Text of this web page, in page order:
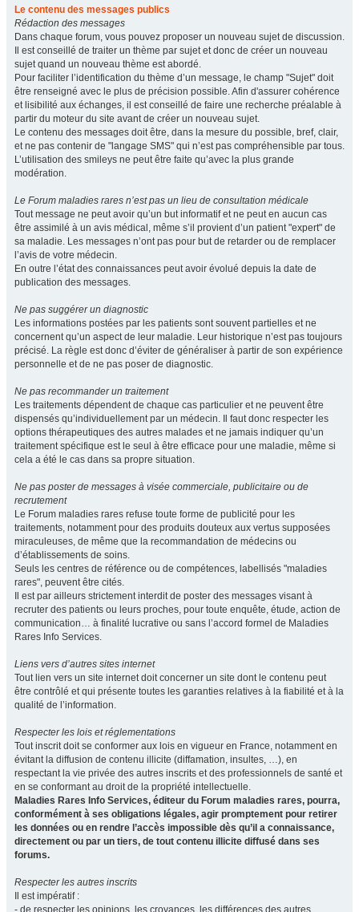
Le contenu des messages publics
Rédaction des messages
Dans chaque forum, vous pouvez proposer un nouveau sujet de discussion.
Il est conseillé de traiter un thème par sujet et donc de créer un nouveau
sujet quand un nouveau thème est abordé.
Pour faciliter l’identification du thème d’un message, le champ "Sujet" doit
être renseigné avec le plus de précision possible. Afin d'assurer cohérence
et lisibilité aux échanges, il est conseillé de faire une recherche préalable à
partir du moteur du site avant de créer un nouveau sujet.
Le contenu des messages doit être, dans la mesure du possible, bref, clair,
et ne pas contenir de "langage SMS" qui n’est pas compréhensible par tous.
L’utilisation des smileys ne peut être faite qu’avec la plus grande
modération.
Le Forum maladies rares n’est pas un lieu de consultation médicale
Tout message ne peut avoir qu’un but informatif et ne peut en aucun cas
être assimilé à un avis médical, même s’il provient d’un patient "expert" de
sa maladie. Les messages n’ont pas pour but de retarder ou de remplacer
l’avis de votre médecin.
En outre l’état des connaissances peut avoir évolué depuis la date de
publication des messages.
Ne pas suggérer un diagnostic
Les informations postées par les patients sont souvent partielles et ne
concernent qu’un aspect de leur maladie. Leur historique n’est pas toujours
précisé. La règle est donc d’éviter de généraliser à partir de son expérience
personnelle et de ne pas poser de diagnostic.
Ne pas recommander un traitement
Les traitements dépendent de chaque cas particulier et ne peuvent être
dispensés qu’individuellement par un médecin. Il faut donc respecter les
options thérapeutiques des autres malades et ne jamais indiquer qu’un
traitement spécifique est le seul à être efficace pour une maladie, même si
cela a été le cas dans sa propre situation.
Ne pas poster de messages à visée commerciale, publicitaire ou de
recrutement
Le Forum maladies rares refuse toute forme de publicité pour les
traitements, notamment pour des produits douteux aux vertus supposées
miraculeuses, de même que la recommandation de médecins ou
d’établissements de soins.
Seuls les centres de référence ou de compétences, labellisés "maladies
rares", peuvent être cités.
Il est par ailleurs strictement interdit de poster des messages visant à
recruter des patients ou leurs proches, pour toute enquête, étude, action de
communication… à finalité lucrative ou sans l’accord formel de Maladies
Rares Info Services.
Liens vers d’autres sites internet
Tout lien vers un site internet doit concerner un site dont le contenu peut
être contrôlé et qui présente toutes les garanties relatives à la fiabilité et à la
qualité de l’information.
Respecter les lois et réglementations
Tout inscrit doit se conformer aux lois en vigueur en France, notamment en
évitant la diffusion de contenu illicite (diffamation, insultes, …), en
respectant la vie privée des autres inscrits et des professionnels de santé et
en se conformant au droit de la propriété intellectuelle.
Maladies Rares Info Services, éditeur du Forum maladies rares, pourra,
conformément à ses obligations légales, agir promptement pour retirer
les données ou en rendre l’accès impossible dès qu’il a connaissance,
directement ou par un tiers, de tout contenu illicite diffusé dans ses
forums.
Respecter les autres inscrits
Il est impératif :
- de respecter les opinions, les croyances, les différences des autres